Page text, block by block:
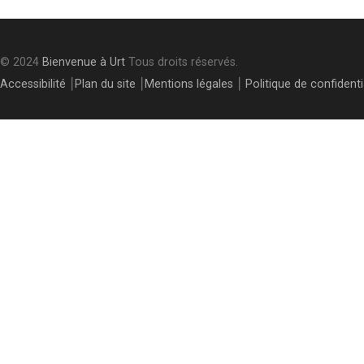
© 2024 Bienvenue à Urt Tous droits réservés.
Accessibilité
Plan du site Mentions légales Politique de